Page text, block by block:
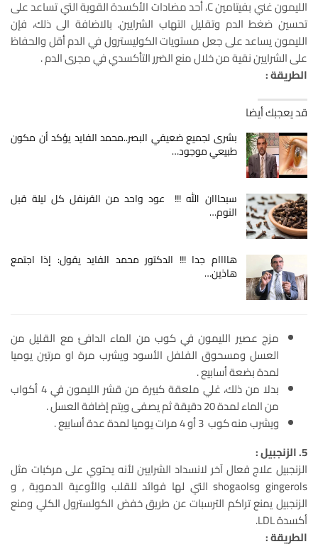
الليمون غني بفيتامين C، أحد مضادات الأكسدة القوية التي تساعد على
تحسين ضغط الدم وتقليل التهاب الشرايين. بالاضافة الى ذلك، فإن
الليمون يساعد على جعل مستويات الكوليسترول في الدم أقل والحفاظ
على الشرايين نقية من خلال منع الضرر التأكسدي في مجرى الدم .
الطريقة :
قد يعجبك أيضا
بشرى لجميع ضعيفي البصر..محمد الفايد يؤكد أن مكون
طبيعي موجود…
سبحااان الله !!! عود واحد من القرنفل كل ليلة قبل
النوم…
هاااام جدا !!! الدكتور محمد الفايد يقول: إذا اجتمع
هاذين…
مزج عصير الليمون في كوب من الماء الدافئ مع القليل من
العسل ومسحوق الفلفل الأسود ويشرب مرة او مرتين يوميا
لمدة بضعة أسابيع .
بدلا من ذلك، غلي ملعقة كبيرة من قشر الليمون في 4 أكواب
من الماء لمدة 20 دقيقة ثم يصفى ويتم إضافة العسل .
ويشرب منه كوب 3 أو 4 مرات يوميا لمدة عدة أسابيع .
5. الزنجبيل :
الزنجبيل علاج فعال آخر لانسداد الشرايين لأنه يحتوي على مركبات مثل
gingerols وshogaols التي لها فوائد للقلب والأوعية الدموية , و
الزنجبيل يمنع تراكم الترسبات عن طريق خفض الكولسترول الكلي ومنع
أكسدة LDL.
الطريقة :